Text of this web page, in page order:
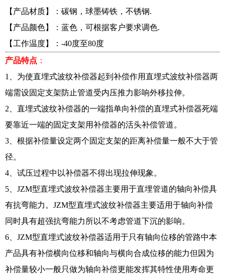
【产品材质】：碳钢，球墨铸铁，不锈钢.
【产品颜色】：蓝色，可根据客户要求调色.
【工作温度】：-40度至80度
产品特点 ：
1、为使直埋式波纹补偿器起到补偿作用直埋式波纹补偿器两
端需设固定支架防止管道受内压推力影响外移拉伸。
2、直埋式波纹补偿器的一端指单向补偿的直埋式补偿器死端
要靠近一端的固定支架用补偿器的活头补偿管道。
3、根据补偿量设定两个固定支架的距离补偿量一般不大于管
径。
4、试压过程中以补偿器不得出现拉伸现象。
5、JZM型直埋式波纹补偿器主要用于直埋管道的轴向补偿具
有抗弯能力。JZM型直埋式波纹补偿器主要适用于轴向补偿
同时具有超强抗弯能力所以不考虑管道下沉的影响。
6、JZM型直埋式波纹补偿器适用于只有轴向位移的管路中本
产品具有补偿横向位移和轴向与横向合成位移的能力但因为
补偿量较小一般只做为轴向补偿更能发挥其特性使用寿命更